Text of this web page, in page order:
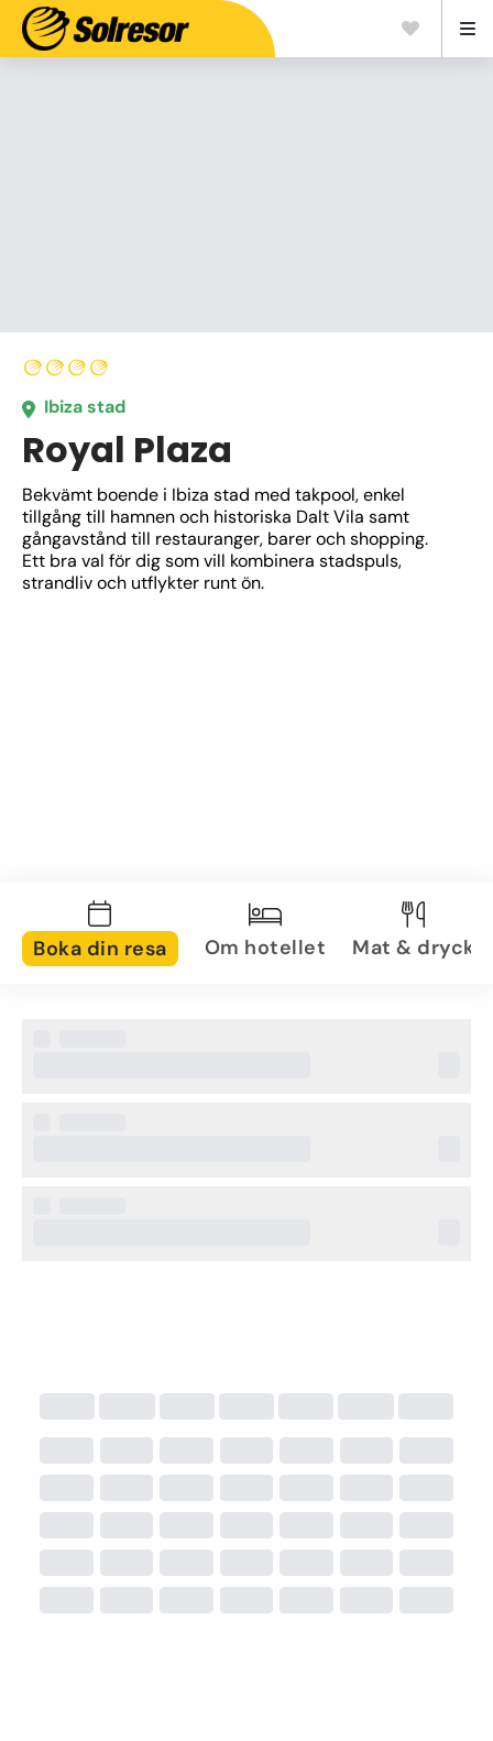
Ibiza stad
Royal Plaza
Bekvämt boende i Ibiza stad med takpool, enkel
tillgång till hamnen och historiska Dalt Vila samt
gångavstånd till restauranger, barer och shopping.
Ett bra val för dig som vill kombinera stadspuls,
strandliv och utflykter runt ön.
Boka din resa Om hotellet Mat & dryck